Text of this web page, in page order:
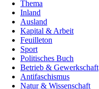
Thema
Inland
Ausland
Kapital & Arbeit
Feuilleton
Sport
Politisches Buch
Betrieb & Gewerkschaft
Antifaschismus
Natur & Wissenschaft